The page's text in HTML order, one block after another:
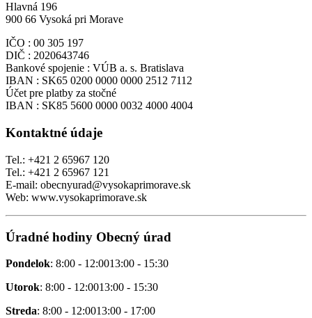
Hlavná 196
900 66 Vysoká pri Morave
IČO : 00 305 197
DIČ : 2020643746
Bankové spojenie : VÚB a. s. Bratislava
IBAN : SK65 0200 0000 0000 2512 7112
Účet pre platby za stočné
IBAN : SK85 5600 0000 0032 4000 4004
Kontaktné údaje
Tel.: +421 2 65967 120
Tel.: +421 2 65967 121
E-mail: obecnyurad@vysokaprimorave.sk
Web: www.vysokaprimorave.sk
Úradné hodiny Obecný úrad
Pondelok: 8:00 - 12:0013:00 - 15:30
Utorok: 8:00 - 12:0013:00 - 15:30
Streda: 8:00 - 12:0013:00 - 17:00